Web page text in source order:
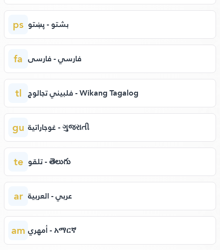
ps بشتو - پښتو
fa فارسي - فارسی
tl فلبيني تجالوج - Wikang Tagalog
gu غوجاراتية - ગુજરાતી
te تلقو - తెలుగు
ar عربي - العربية
am أمهري - አማርኛ